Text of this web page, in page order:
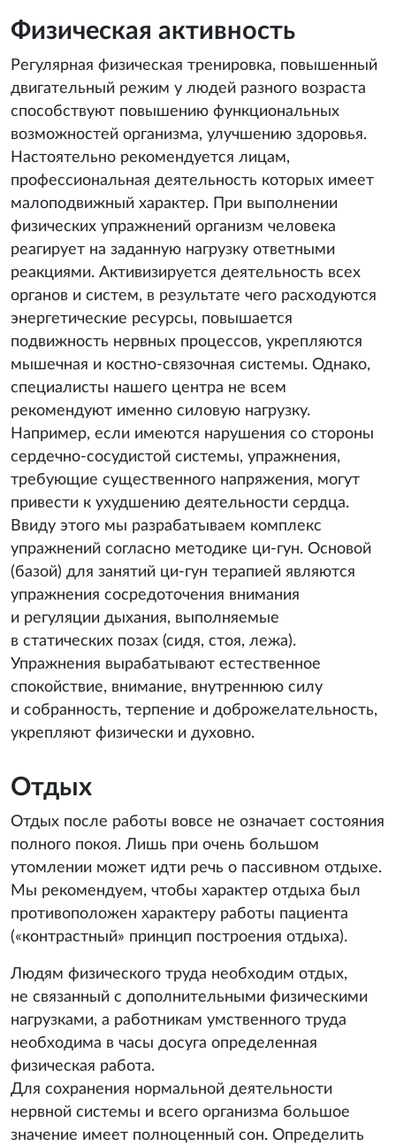
Физическая активность
Регулярная физическая тренировка, повышенный
двигательный режим у людей разного возраста
способствуют повышению функциональных
возможностей организма, улучшению здоровья.
Настоятельно рекомендуется лицам,
профессиональная деятельность которых имеет
малоподвижный характер. При выполнении
физических упражнений организм человека
реагирует на заданную нагрузку ответными
реакциями. Активизируется деятельность всех
органов и систем, в результате чего расходуются
энергетические ресурсы, повышается
подвижность нервных процессов, укрепляются
мышечная и костно-связочная системы. Однако,
специалисты нашего центра не всем
рекомендуют именно силовую нагрузку.
Например, если имеются нарушения со стороны
сердечно-сосудистой системы, упражнения,
требующие существенного напряжения, могут
привести к ухудшению деятельности сердца.
Ввиду этого мы разрабатываем комплекс
упражнений согласно методике ци-гун. Основой
(базой) для занятий ци-гун терапией являются
упражнения сосредоточения внимания
и регуляции дыхания, выполняемые
в статических позах (сидя, стоя, лежа).
Упражнения вырабатывают естественное
спокойствие, внимание, внутреннюю силу
и собранность, терпение и доброжелательность,
укрепляют физически и духовно.
Отдых
Отдых после работы вовсе не означает состояния
полного покоя. Лишь при очень большом
утомлении может идти речь о пассивном отдыхе.
Мы рекомендуем, чтобы характер отдыха был
противоположен характеру работы пациента
(«контрастный» принцип построения отдыха).
Людям физического труда необходим отдых,
не связанный с дополнительными физическими
нагрузками, а работникам умственного труда
необходима в часы досуга определенная
физическая работа.
Для сохранения нормальной деятельности
нервной системы и всего организма большое
значение имеет полноценный сон. Определить